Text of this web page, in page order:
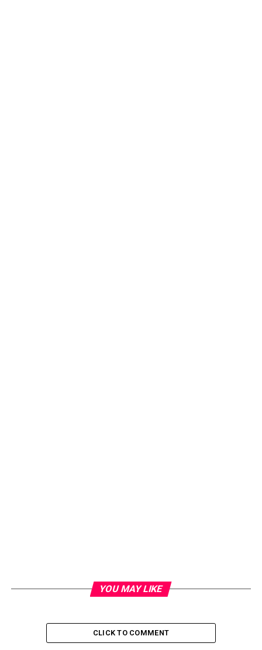
YOU MAY LIKE
CLICK TO COMMENT